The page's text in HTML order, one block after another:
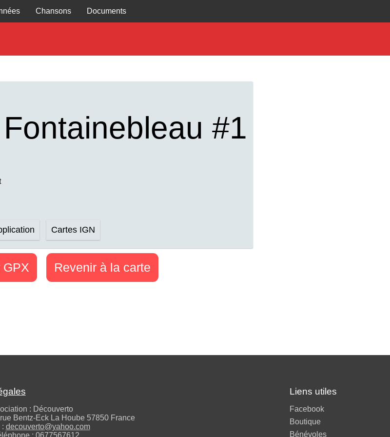
Chansons Documents
#1
Cartes IGN
Revenir à la carte
: Découverto
Bentz-Eck La Hoube 57850 France
: decouverto@yahoo.com
: 0677567612
Liens utiles
Facebook
Boutique
Bénévoles